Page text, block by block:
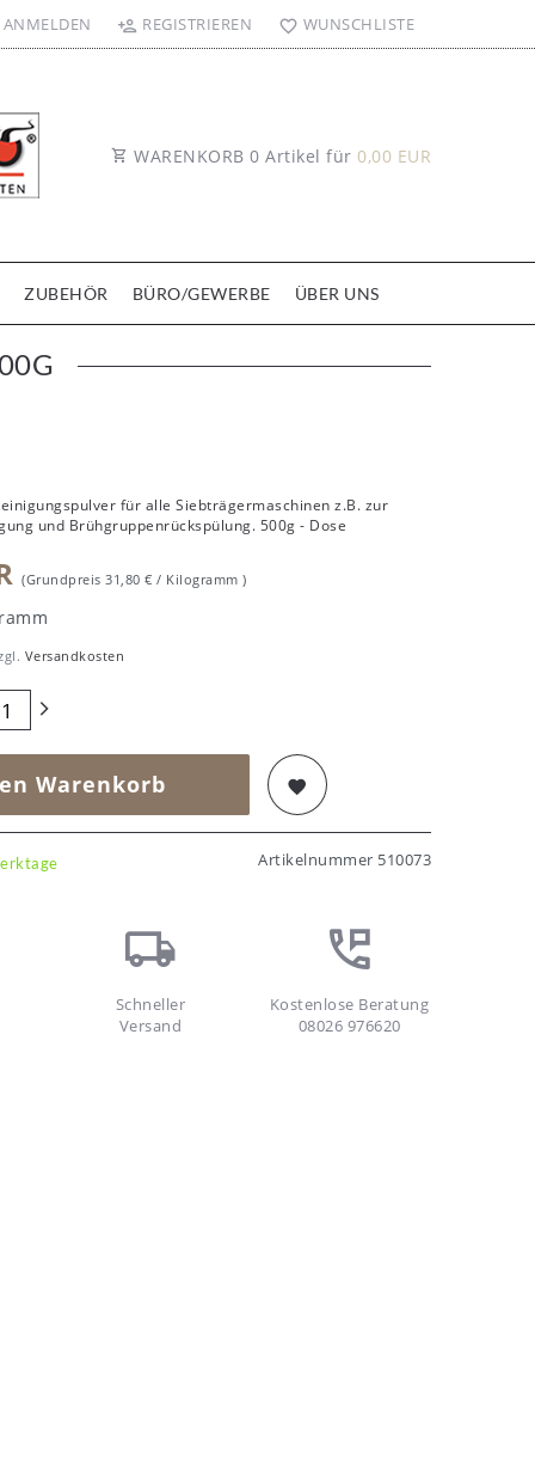
ANMELDEN REGISTRIEREN WUNSCHLISTE
WARENKORB 0 Artikel für 0,00 EUR
ZUBEHÖR BÜRO/GEWERBE ÜBER UNS
für alle Siebträgermaschinen z.B. zur
und Brühgruppenrückspülung. 500g - Dose
(Grundpreis 31,80 € / Kilogramm )
Versandkosten
Warenkorb
Artikelnummer 510073
Schneller
Versand
Kostenlose Beratung
08026 976620